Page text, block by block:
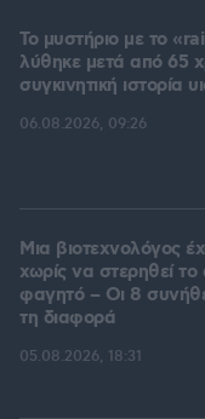
Το μυστήριο με το
λύθηκε μετά από 65
συγκινητική ιστορία
06.08.2026, 09:26
Μια βιοτεχνολόγος
χωρίς να στερηθεί
φαγητό – Οι 8
τη διαφορά
05.08.2026, 18:31